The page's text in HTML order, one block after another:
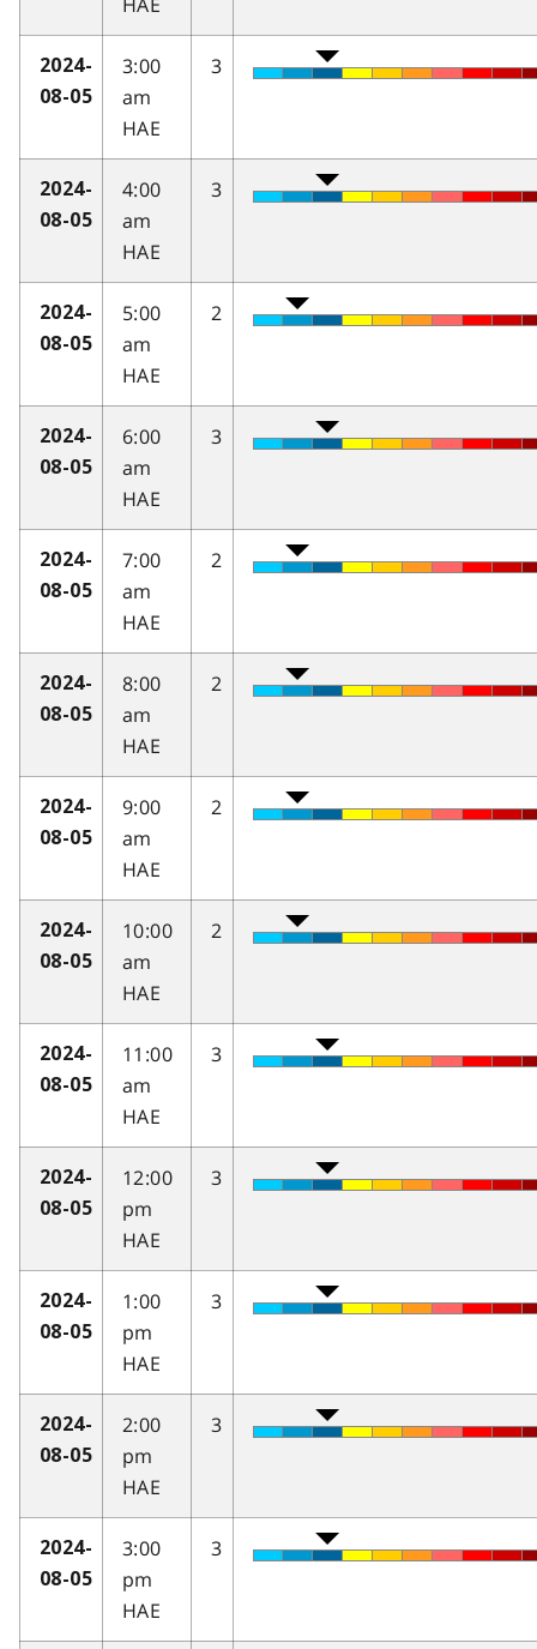
2024-
08-05
3:00
am
HAE
3
2024-
08-05
4:00
am
HAE
3
2024-
08-05
5:00
am
HAE
2
2024-
08-05
6:00
am
HAE
3
2024-
08-05
7:00
am
HAE
2
2024-
08-05
8:00
am
HAE
2
2024-
08-05
9:00
am
HAE
2
2024-
08-05
10:00
am
HAE
2
2024-
08-05
11:00
am
HAE
3
2024-
08-05
12:00
pm
HAE
3
2024-
08-05
1:00
pm
HAE
3
2024-
08-05
2:00
pm
HAE
3
2024-
08-05
3:00
pm
HAE
3